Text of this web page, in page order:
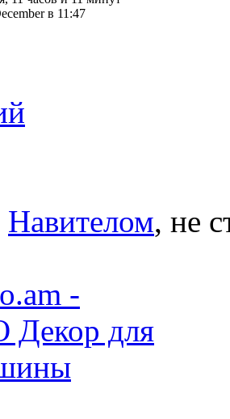
в 11:47
Навителом, не